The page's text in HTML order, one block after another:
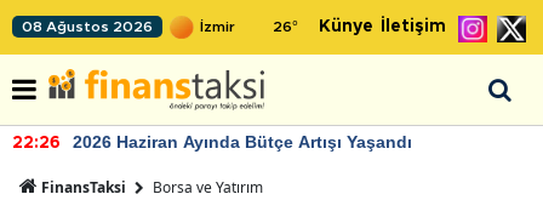
08 Ağustos 2026 26° Künye İletişim
22:26 2026 Haziran Ayında Bütçe Artışı Yaşandı
FinansTaksi Borsa ve Yatırım